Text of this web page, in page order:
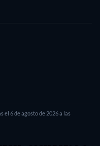
el 6 de agosto de 2026a las